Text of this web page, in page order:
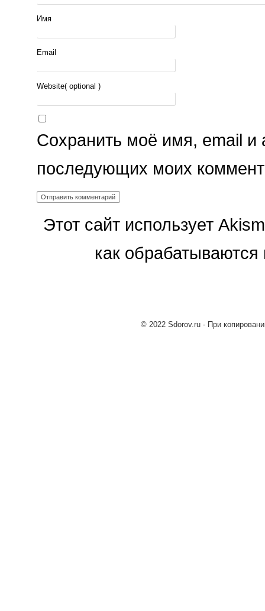
Имя
Email
Website( optional )
Сохранить моё имя, email и
последующих моих
Этот сайт использует
как
© 2022 Sdorov.ru - При